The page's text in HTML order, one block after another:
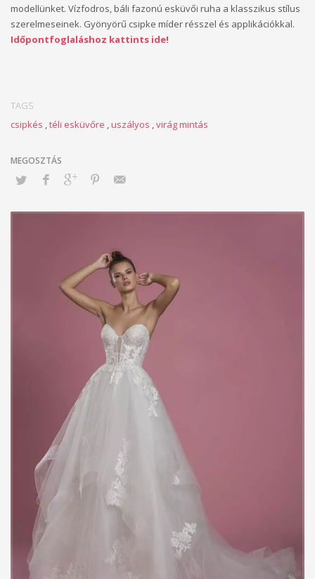
modellünket. Vízfodros, báli fazonú esküvői ruha a klasszikus stílus
szerelmeseinek. Gyönyörű csipke míder résszel és applikációkkal.
Időpontfoglaláshoz kattints ide!
TAGS
csipkés ,téli esküvőre ,uszályos ,virág mintás